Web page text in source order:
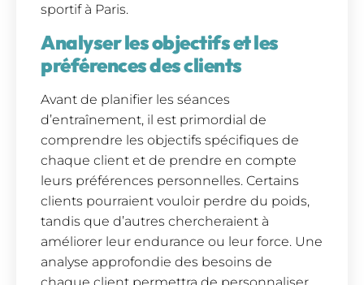
sportif à Paris.
Analyser les objectifs et les
préférences des clients
Avant de planifier les séances
d’entraînement, il est primordial de
comprendre les objectifs spécifiques de
chaque client et de prendre en compte
leurs préférences personnelles. Certains
clients pourraient vouloir perdre du poids,
tandis que d’autres chercheraient à
améliorer leur endurance ou leur force. Une
analyse approfondie des besoins de